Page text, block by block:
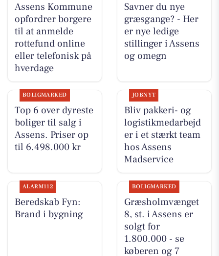
Assens Kommune
opfordrer borgere
til at anmelde
rottefund online
eller telefonisk på
hverdage
Savner du nye
græsgange? - Her
er nye ledige
stillinger i Assens
og omegn
BOLIGMARKED
Top 6 over dyreste
boliger til salg i
Assens. Priser op
til 6.498.000 kr
JOBNYT
Bliv pakkeri- og
logistikmedarbejd
er i et stærkt team
hos Assens
Madservice
ALARM112
Beredskab Fyn:
Brand i bygning
BOLIGMARKED
Græsholmvænget
8, st. i Assens er
solgt for
1.800.000 - se
køberen og 7